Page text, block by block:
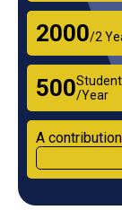
₹2000/2
₹500/Year
A